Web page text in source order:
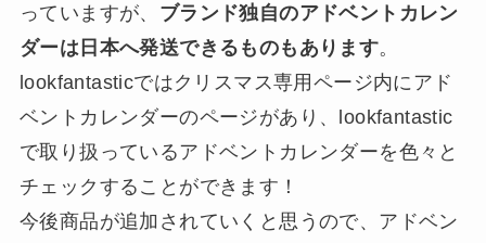
っていますが、 ブランド独自のアドベントカレン
ダーは日本へ発送できるものもあります。
lookfantasticではクリスマス専用ページ内にアド
ベントカレンダーのページがあり、lookfantastic
で取り扱っているアドベントカレンダーを色々と
チェックすることができます！
今後商品が追加されていくと思うので、アドベン